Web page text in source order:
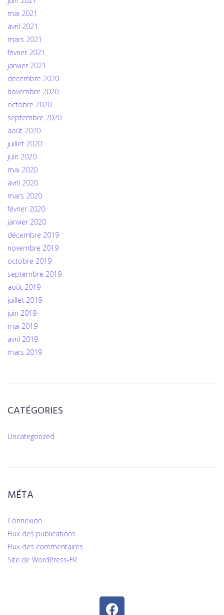
mai 2021
avril 2021
mars 2021
février 2021
janvier 2021
décembre 2020
novembre 2020
octobre 2020
septembre 2020
août 2020
juillet 2020
juin 2020
mai 2020
avril 2020
mars 2020
février 2020
janvier 2020
décembre 2019
novembre 2019
octobre 2019
septembre 2019
août 2019
juillet 2019
juin 2019
mai 2019
avril 2019
mars 2019
CATÉGORIES
Uncategorized
MÉTA
Connexion
Flux des publications
Flux des commentaires
Site de WordPress-FR